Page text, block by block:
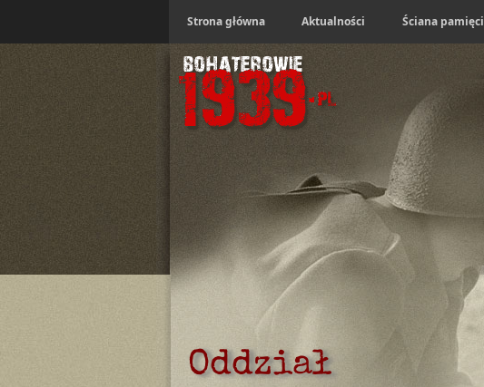
Strona główna Aktualności Ściana pamięci
Oddział